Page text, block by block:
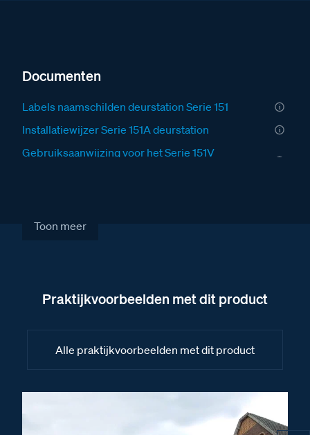
Documenten
Labels naamschilden deurstation Serie 151
Installatiewijzer Serie 151A deurstation
Gebruiksaanwijzing voor het Serie 151V
Fabrieksschema BT-Module audio
Fabrieksschema drukkermodule Serie 131 en Serie
Toon meer
Praktijkvoorbeelden met dit product
Alle praktijkvoorbeelden met dit product